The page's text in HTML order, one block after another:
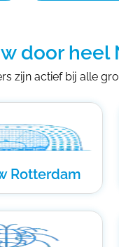
door heel
zijn actief bij alle
Rotterdam